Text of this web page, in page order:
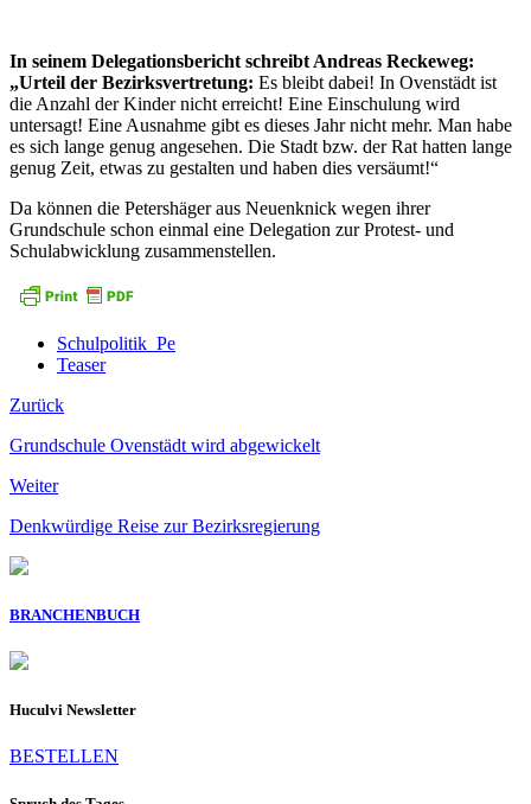
In seinem Delegationsbericht schreibt Andreas Reckeweg:
„Urteil der Bezirksvertretung: Es bleibt dabei! In Ovenstädt ist
die Anzahl der Kinder nicht erreicht! Eine Einschulung wird
untersagt! Eine Ausnahme gibt es dieses Jahr nicht mehr. Man habe
es sich lange genug angesehen. Die Stadt bzw. der Rat hatten lange
genug Zeit, etwas zu gestalten und haben dies versäumt!“
Da können die Petershäger aus Neuenknick wegen ihrer
Grundschule schon einmal eine Delegation zur Protest- und
Schulabwicklung zusammenstellen.
Schulpolitik_Pe
Teaser
Zurück
Grundschule Ovenstädt wird abgewickelt
Weiter
Denkwürdige Reise zur Bezirksregierung
BRANCHENBUCH
Huculvi Newsletter
BESTELLEN